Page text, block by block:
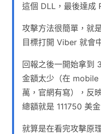
這個 DLL，最後達成
攻擊方法很簡單，就
目標打開 Viber 就會
回報之後一開始拿到
金額太少（在 mobile
萬，官網有寫），反
總額就是 111750 美
就算是在看完攻擊原